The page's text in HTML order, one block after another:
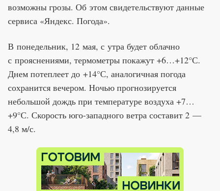
возможны грозы. Об этом свидетельствуют данные
сервиса «Яндекс. Погода».
В понедельник, 12 мая, с утра будет облачно
с прояснениями, термометры покажут +6…+12°С.
Днем потеплеет до +14°С, аналогичная погода
сохранится вечером. Ночью прогнозируется
небольшой дождь при температуре воздуха +7…
+9°С. Скорость юго-западного ветра составит 2 —
4,8 м/с.